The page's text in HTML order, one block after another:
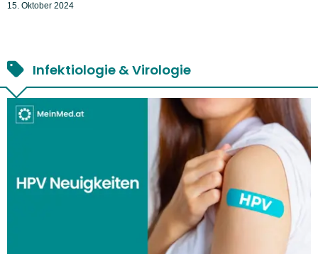
15. Oktober 2024
Infektiologie & Virologie